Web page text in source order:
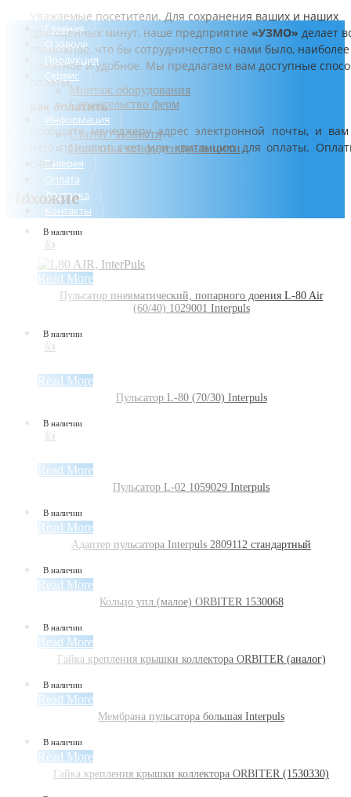
Главная
О заводе
Продукция
Сервис
Монтаж оборудования
Строительство ферм
Информация
Статьи / Новости
Политика конфиденциальности
Галерея
Оплата
Доставка
Контакты
Уважаемые посетители. Для сохранения ваших и наших
драгоценных минут, наше предприятие «УЗМО» делает
возможное, что бы сотрудничество с нами было, наиболее
приятное и удобное. Мы предлагаем вам доступные
оплаты.
Как оплатить
Сообщите менеджеру адрес электронной почты, и
него пришлют счет или квитанцию для оплаты.
счет.
Похожие
В наличии
👍
Read More
Пульсатор пневматический, попарного доения L-80 Air
(60/40) 1029001 Interpuls
В наличии
👍
Read More
Пульсатор L-80 (70/30) Interpuls
В наличии
👍
Read More
Пульсатор L-02 1059029 Interpuls
В наличии
Read More
Адаптер пульсатора Interpuls 2809112 стандартный
В наличии
Read More
Кольцо упл.(малое) ORBITER 1530068
В наличии
Read More
Гайка крепления крышки коллектора ORBITER (аналог)
В наличии
Read More
Мембрана пульсатора большая Interpuls
В наличии
Read More
Гайка крепления крышки коллектора ORBITER (1530330)